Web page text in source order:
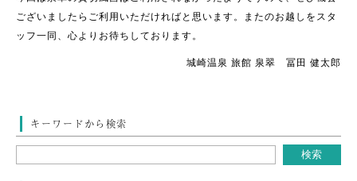
ございましたらご利用いただければと思います。またのお越しをスタ
ッフ一同、心よりお待ちしております。
城崎温泉 旅館 泉翠 冨田 健太郎
キーワードから検索